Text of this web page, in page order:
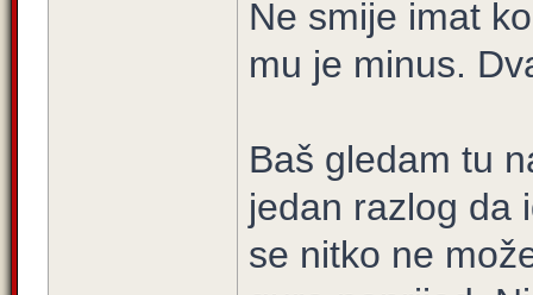
Ne smije imat
mu je minus.
Baš gledam tu
jedan razlog da
se nitko ne